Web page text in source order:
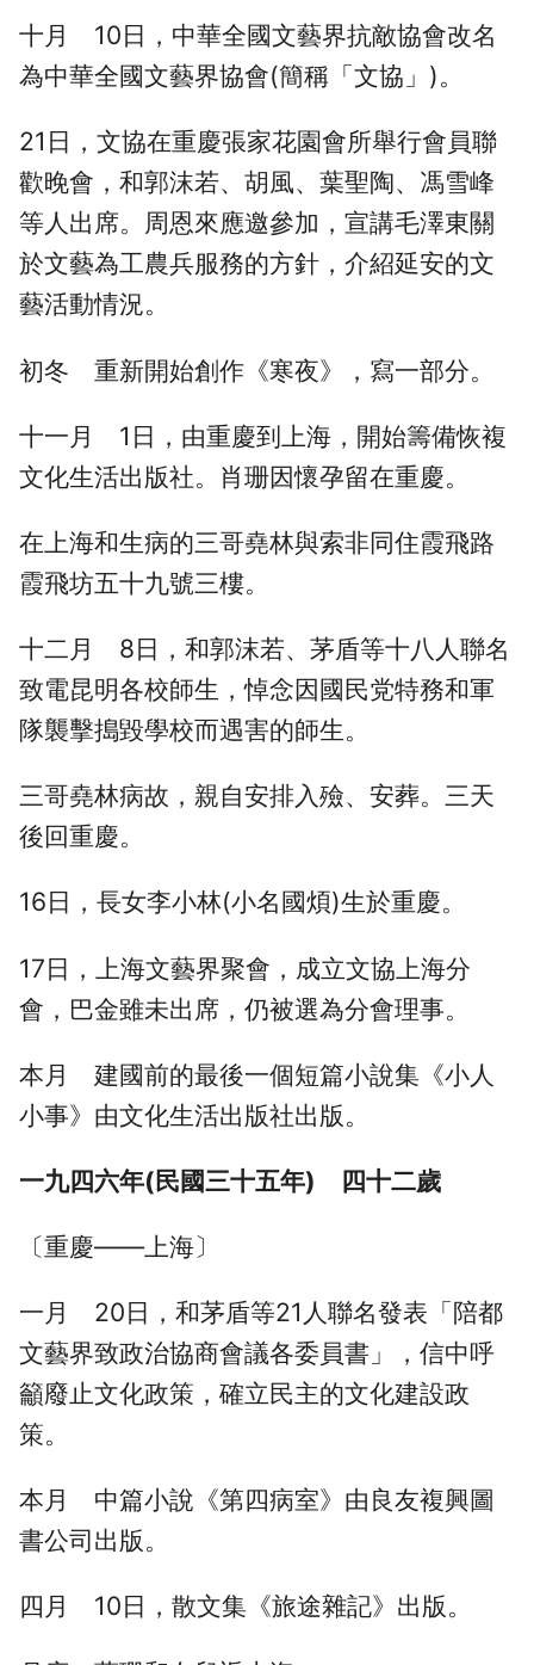
十月 10日，中華全國文藝界抗敵協會改名
為中華全國文藝界協會(簡稱「文協」)。
21日，文協在重慶張家花園會所舉行會員聯
歡晚會，和郭沫若、胡風、葉聖陶、馮雪峰
等人出席。周恩來應邀參加，宣講毛澤東關
於文藝為工農兵服務的方針，介紹延安的文
藝活動情況。
初冬 重新開始創作《寒夜》，寫一部分。
十一月 1日，由重慶到上海，開始籌備恢複
文化生活出版社。肖珊因懷孕留在重慶。
在上海和生病的三哥堯林與索非同住霞飛路
霞飛坊五十九號三樓。
十二月 8日，和郭沫若、茅盾等十八人聯名
致電昆明各校師生，悼念因國民党特務和軍
隊襲擊搗毀學校而遇害的師生。
三哥堯林病故，親自安排入殮、安葬。三天
後回重慶。
16日，長女李小林(小名國煩)生於重慶。
17日，上海文藝界聚會，成立文協上海分
會，巴金雖未出席，仍被選為分會理事。
本月 建國前的最後一個短篇小說集《小人
小事》由文化生活出版社出版。
一九四六年(民國三十五年) 四十二歲
〔重慶——上海〕
一月 20日，和茅盾等21人聯名發表「陪都
文藝界致政治協商會議各委員書」，信中呼
籲廢止文化政策，確立民主的文化建設政
策。
本月 中篇小說《第四病室》由良友複興圖
書公司出版。
四月 10日，散文集《旅途雜記》出版。